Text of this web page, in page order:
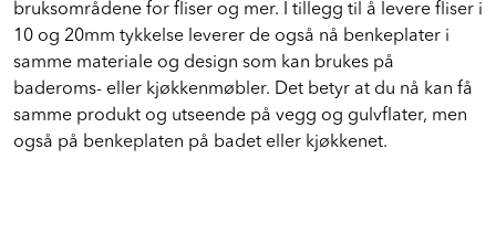
bruksområdene for fliser og mer. I tillegg til å levere fliser i
10 og 20mm tykkelse leverer de også nå benkeplater i
samme materiale og design som kan brukes på
baderoms- eller kjøkkenmøbler. Det betyr at du nå kan få
samme produkt og utseende på vegg og gulvflater, men
også på benkeplaten på badet eller kjøkkenet.